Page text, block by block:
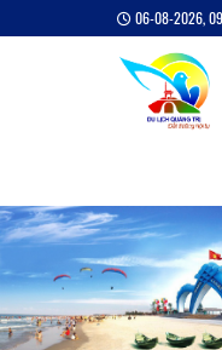
06-08-2026,